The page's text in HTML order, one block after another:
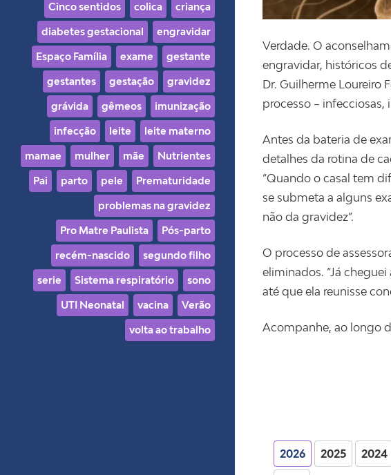
Cinco sentidos colica criança
diabetes gestacional engravidar
Espaço Família exame gestante
gestantes gestação gravidez
grávida gêmeos imunização
infecção leite leite materno
mamae mulher mãe Nutrientes
Pai parto pele Prematuridade
problemas na gravidez
Pro Matre Paulista Pós-parto
recém-nascido segundo filho
serie Sistema respiratório sono
UTI Neonatal vacina Verão
volta ao trabalho
Verdade. O
engravidar, históricos
Dr. Guilherme Loureiro
processo –
Antes da bateria de
detalhes da rotina de
“Quando o casal tem
se submeta a alguns
não da gravidez”.
O processo de
eliminados. “Já
até que ela reunisse
Acompanhe, ao longo
2026 2025 2024